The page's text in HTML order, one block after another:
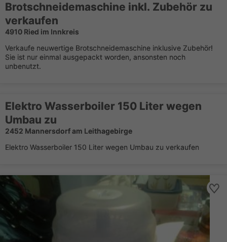
Brotschneidemaschine inkl. Zubehör zu
verkaufen
4910 Ried im Innkreis
Verkaufe neuwertige Brotschneidemaschine inklusive Zubehör!
Sie ist nur einmal ausgepackt worden, ansonsten noch
unbenutzt.
Elektro Wasserboiler 150 Liter wegen
Umbau zu
2452 Mannersdorf am Leithagebirge
Elektro Wasserboiler 150 Liter wegen Umbau zu verkaufen